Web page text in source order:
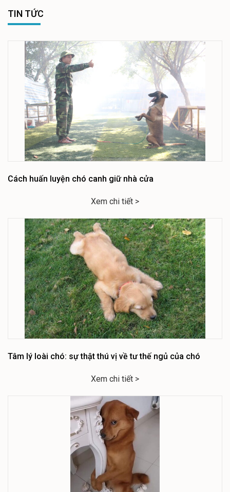
TIN TỨC
Cách huấn luyện chó canh giữ nhà cửa
Xem chi tiết >
Tâm lý loài chó: sự thật thú vị về tư thế ngủ của chó
Xem chi tiết >